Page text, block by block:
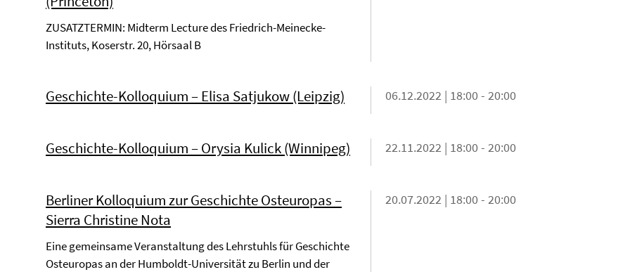
ZUSATZTERMIN: Midterm Lecture des Friedrich-Meinecke-
Instituts, Koserstr. 20, Hörsaal B
Geschichte-Kolloquium – Elisa Satjukow (Leipzig) 06.12.2022 | 18:00 - 20:00
Geschichte-Kolloquium – Orysia Kulick (Winnipeg) 22.11.2022 | 18:00 - 20:00
Berliner Kolloquium zur Geschichte Osteuropas –
Sierra Christine Nota
Eine gemeinsame Veranstaltung des Lehrstuhls für Geschichte
Osteuropas an der Humboldt-Universität zu Berlin und der
20.07.2022 | 18:00 - 20:00